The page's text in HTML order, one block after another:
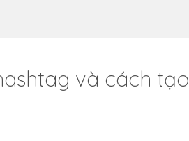
và cách tạo